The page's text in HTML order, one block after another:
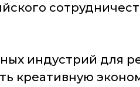
индустрий для
креативную